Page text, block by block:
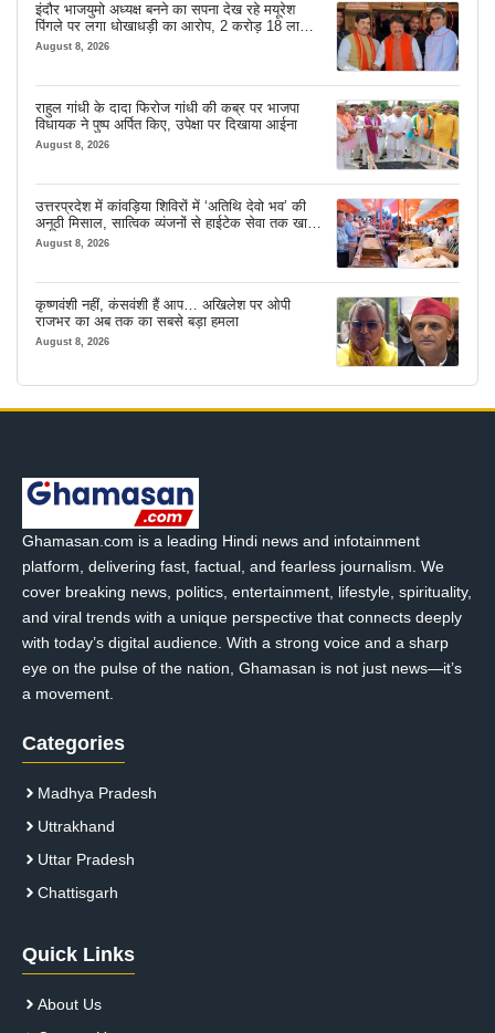
इंदौर भाजयुमो अध्यक्ष बनने का सपना देख रहे मयूरेश
पिंगले पर लगा धोखाधड़ी का आरोप, 2 करोड़ 18 लाख
लेने के बाद भी नहीं दिया जमीन का कब्जा
August 8, 2026
राहुल गांधी के दादा फिरोज गांधी की कब्र पर भाजपा
विधायक ने पुष्प अर्पित किए, उपेक्षा पर दिखाया आईना
August 8, 2026
उत्तरप्रदेश में कांवड़िया शिविरों में ‘अतिथि देवो भव’ की
अनूठी मिसाल, सात्विक व्यंजनों से हाईटेक सेवा तक खास
इंतजाम
August 8, 2026
कृष्णवंशी नहीं, कंसवंशी हैं आप… अखिलेश पर ओपी
राजभर का अब तक का सबसे बड़ा हमला
August 8, 2026
Ghamasan.com is a leading Hindi news and infotainment
platform, delivering fast, factual, and fearless journalism. We
cover breaking news, politics, entertainment, lifestyle, spirituality,
and viral trends with a unique perspective that connects deeply
with today’s digital audience. With a strong voice and a sharp
eye on the pulse of the nation, Ghamasan is not just news—it’s
a movement.
Categories
Madhya Pradesh
Uttrakhand
Uttar Pradesh
Chattisgarh
Quick Links
About Us